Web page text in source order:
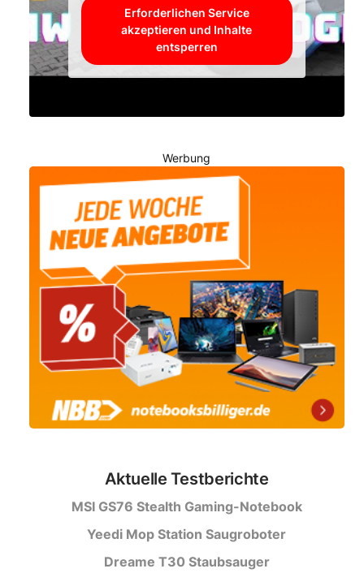
Erforderlichen Service
akzeptieren und Inhalte
entsperren
Werbung
Aktuelle Testberichte
MSI GS76 Stealth Gaming-Notebook
Yeedi Mop Station Saugroboter
Dreame T30 Staubsauger